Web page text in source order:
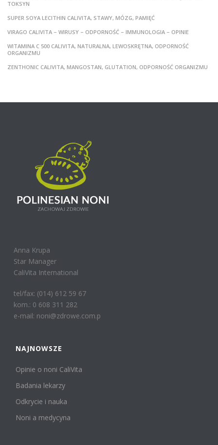
TOKSYN
SUPER SOYA LECITHIN CALIVITA, STAWY, MÓZG, PAMIĘĆ
VIRAGO CALIVITA – WIRUSY – ODPORNOŚĆ – IMMUNOLOGIA – OPINIE
WITAMINA C 500 CALIVITA, NATURALNA, LEWOSKRĘTNA, ODPORNOŚĆ
ORGANIZMU
ZENTHONIC CALIVITA, MANGOSTAN, GLUTATION, ODPORNOŚĆ ORGANIZMU
Anna Krupa
Star Manager
CaliVita International
tel/fax: (014) 612 59 67
kom.: 0 608 311 282
e-mail: noni@zdrowe.com.p
NAJNOWSZE
Opinie o noni CaliVita
Badania lekarzy
Odkrycie i nauka
Noni a medycyna